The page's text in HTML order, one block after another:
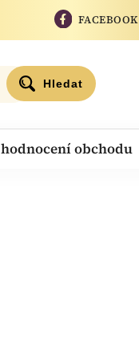
FACEBOOK
Hledat
hodnocení obchodu